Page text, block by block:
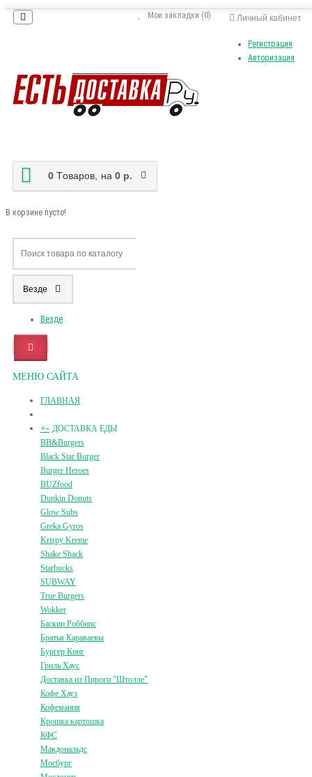
Личный кабинет
Регистрация
Авторизация
Мои закладки (0)
0 Tоваров, на 0 р.
В корзине пусто!
Везде
Везде
МЕНЮ САЙТА
ГЛАВНАЯ
+- ДОСТАВКА ЕДЫ
BB&Burgers
Black Star Burger
Burger Heroes
BUZfood
Dunkin Donuts
Glow Subs
Greka Gyros
Krispy Kreme
Shake Shack
Starbucks
SUBWAY
True Burgers
Wokker
Баскин Роббинс
Братья Караваевы
Бургер Кинг
Гриль Хаус
Доставка из Пироги "Штолле"
Кофе Хауз
Кофемания
Крошка картошка
КФС
Макдональдс
Мосбург